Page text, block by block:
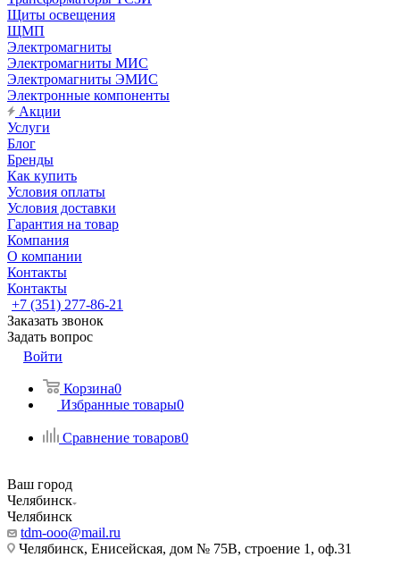
Щиты освещения
ЩМП
Электромагниты
Электромагниты МИС
Электромагниты ЭМИС
Электронные компоненты
Акции
Услуги
Блог
Бренды
Как купить
Условия оплаты
Условия доставки
Гарантия на товар
Компания
О компании
Контакты
Контакты
+7 (351) 277-86-21
Заказать звонок
Задать вопрос
Войти
Корзина0
Избранные товары0
Сравнение товаров0
Ваш город
Челябинск
Челябинск
tdm-ooo@mail.ru
Челябинск, Енисейская, дом № 75В, строение 1, оф.31